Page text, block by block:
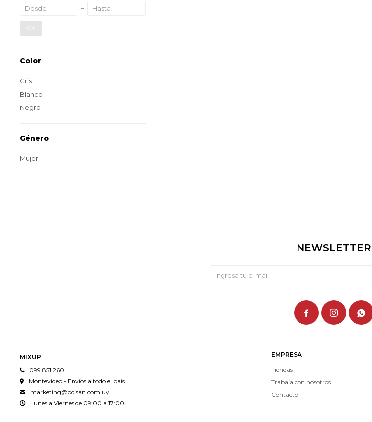
OK
Color
Gris
Blanco
Negro
Género
Mujer
MIXUP
099 851 260
Montevideo - Envíos a todo el país
marketing@odisan.com.uy
Lunes a Viernes de 09:00 a 17:00
EMPRESA
Tiendas
Trabaja con nosotros
Contacto
NEWSLETTER
  